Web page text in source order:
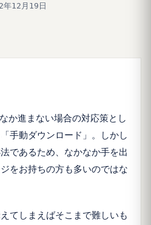
年12月19日
か進まない場合の対応策とし
手動ダウンロード」。しかし
であるため、なかなか手を出
をお持ちの方も多いのではな
てしまえばそこまで難しいも